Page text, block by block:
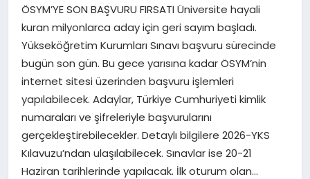
MAGAZIN
SAĞLIK
TEKNOLOJI
ÖSYM’YE SON BAŞVURU FIRSATI Üniversite hayali
kuran milyonlarca aday için geri sayım başladı.
Yükseköğretim Kurumları Sınavı başvuru sürecinde
bugün son gün. Bu gece yarısına kadar ÖSYM’nin
internet sitesi üzerinden başvuru işlemleri
yapılabilecek. Adaylar, Türkiye Cumhuriyeti kimlik
numaraları ve şifreleriyle başvurularını
gerçekleştirebilecekler. Detaylı bilgilere 2026-YKS
Kılavuzu’ndan ulaşılabilecek. Sınavlar ise 20-21
Haziran tarihlerinde yapılacak. İlk oturum olan…